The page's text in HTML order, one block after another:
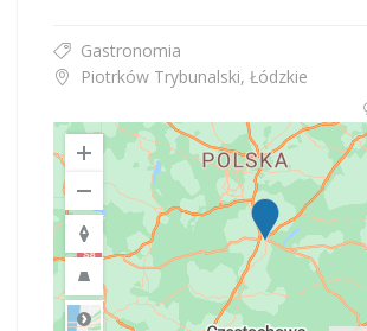
Gastronomia
Piotrków Trybunalski, Łódzkie